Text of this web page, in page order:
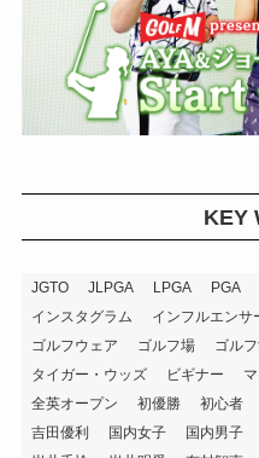
KEY
JGTO JLPGA LPGA PGA
インスタグラム
インフルエンサ
ゴルフウェア
ゴルフ場 ゴル
タイガー・ウッズ
ビギナー
全英オープン
初優勝 初心者
吉田優利
国内女子 国内男子